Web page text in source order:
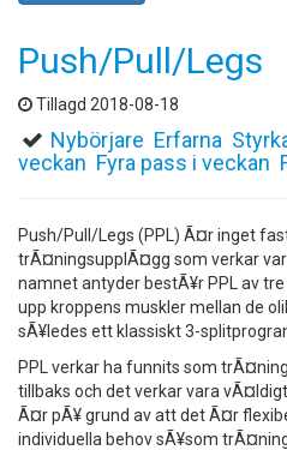
Push/Pull/Legs
Tillagd 2018-08-18
Nybörjare Erfarna
veckan Fyra pass i veckan
Push/Pull/Legs (PPL) Ã¤r inget
trÃ¤ningsupplÃ¤gg som verkar
namnet antyder bestÃ¥r PPL av
upp kroppens muskler mellan de
sÃ¥ledes ett klassiskt 3-
PPL verkar ha funnits som
tillbaks och det verkar vara
Ã¤r pÃ¥ grund av att det Ã¤r
individuella behov sÃ¥som